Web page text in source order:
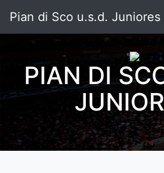
Pian di Sco u.s.d. Juniores
PIAN DI